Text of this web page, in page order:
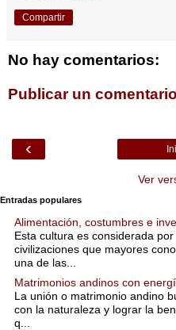
Compartir
No hay comentarios:
Publicar un comentario
‹
Ver
Entradas populares
Alimentación, costumbres e
Esta cultura es considerada
civilizaciones que mayores
una de las...
Matrimonios andinos con
La unión o matrimonio andino
con la naturaleza y lograr la
q...